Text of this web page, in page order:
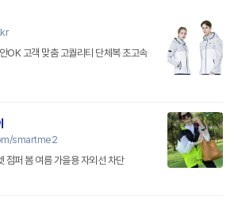
OK 고객 맞춤 고퀄리티 단체복 초고속
smartme2
오버핏 바람막이 후드집업 자켓 점퍼 봄 여름 가을용 자외선 차단